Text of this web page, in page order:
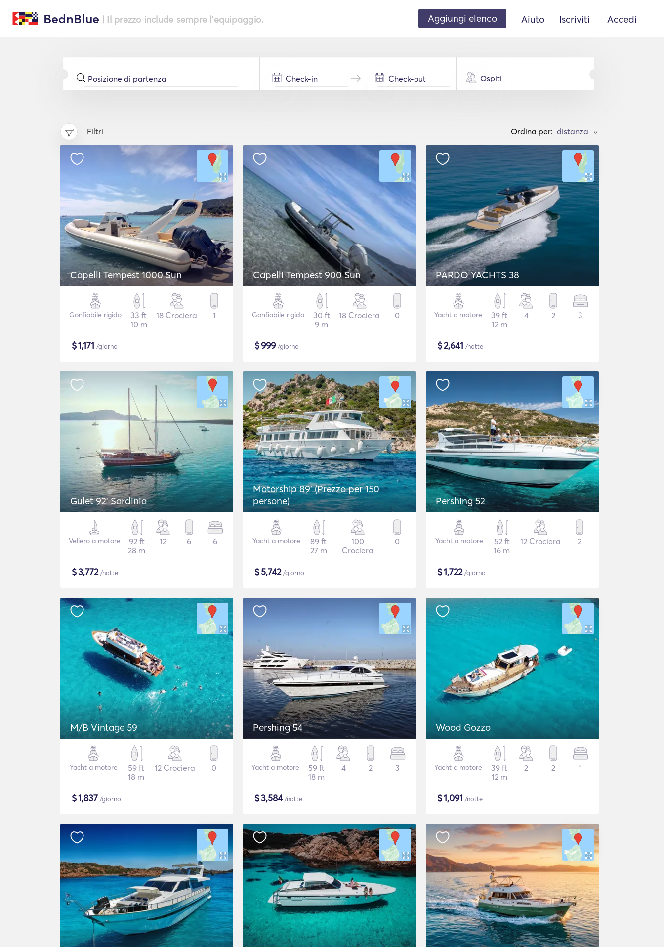
BednBlue | Il prezzo include sempre l'equipaggio. Aggiungi elenco Aiuto Iscriviti Accedi
Ospiti
Filtri Ordina per: >
Capelli Tempest 1000 Sun
Gonfiabile rigido
33 ft
10 m
18 Crociera 1
$1,171 /giorno
Capelli Tempest 900 Sun
Gonfiabile rigido
30 ft
9 m
18 Crociera 0
$999/giorno
PARDO YACHTS 38
Yacht a motore
39 ft
12 m
4 2 3
$2,641 /notte
Gulet 92' Sardinia
Veliero a motore
92 ft
28 m
12 6 6
$3,772/notte
Motorship 89' (Prezzo per 150
persone)
Yacht a motore
89 ft
27 m
100
Crociera
0
$5,742/giorno
Pershing 52
Yacht a motore
52 ft
16 m
12 Crociera 2
$1,722/giorno
M/B Vintage 59
Yacht a motore
59 ft
18 m
12 Crociera 0
$1,837 /giorno
Pershing 54
Yacht a motore
59 ft
18 m
4 2 3
$3,584/notte
Wood Gozzo
Yacht a motore
39 ft
12 m
2 2 1
$1,091 /notte